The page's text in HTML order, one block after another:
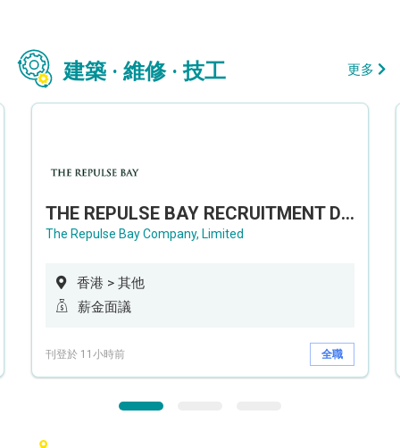
建築 · 維修 · 技工 更多
THE REPULSE BAY RECRUITMENT DAY 淺水灣影灣園人才招聘會
The Repulse Bay Company, Limited
香港 > 其他
薪金面議
刊登於 11小時前 全職